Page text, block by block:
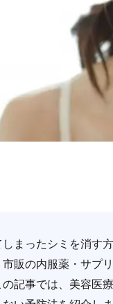
しまったシミを消す
市販の内服薬・サプ
の記事では、美容医